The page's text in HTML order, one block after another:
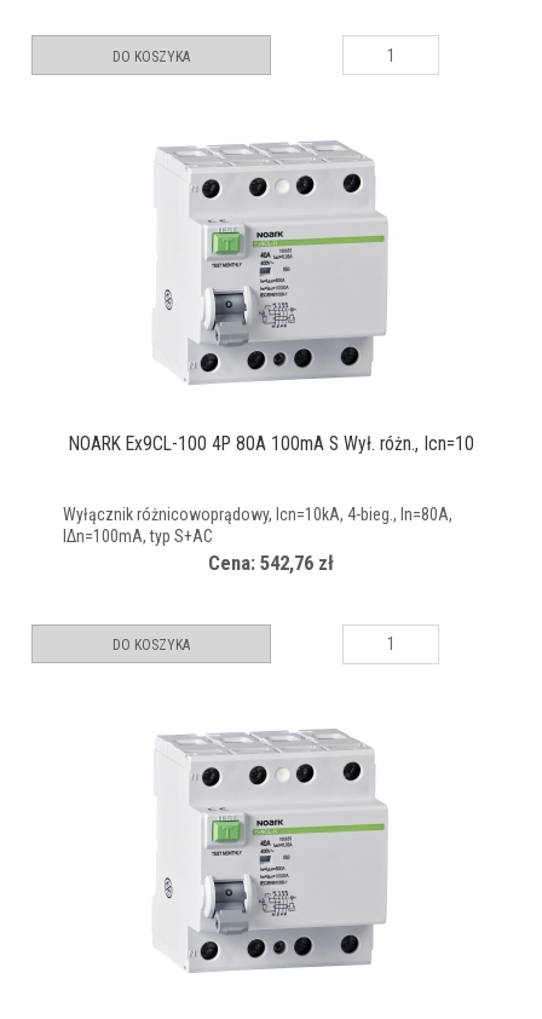
DO KOSZYKA
NOARK Ex9CL-100 4P 80A 100mA S Wył. różn., Icn=10
Wyłącznik różnicowoprądowy, Icn=10kA, 4-bieg., In=80A,
IΔn=100mA, typ S+AC
Cena: 542,76 zł
DO KOSZYKA